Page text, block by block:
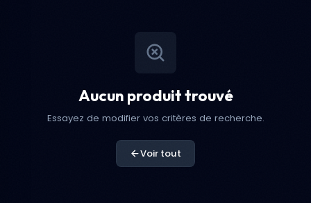
Aucun produit trouvé
Essayez de modifier vos critères de recherche.
Voir tout